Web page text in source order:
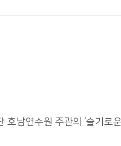
호남연수원 주관의 ‘슬기로